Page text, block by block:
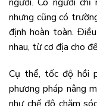
nhưng cũng có
định hoàn toàn.
nhau, từ cơ địa cho
Cụ thể, tốc độ hồi
phương pháp nâng